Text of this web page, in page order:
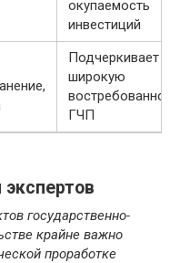
окупаемость
инвестиций
Подчеркивает
широкую
ГЧП
государственно-
крайне важно
проработке